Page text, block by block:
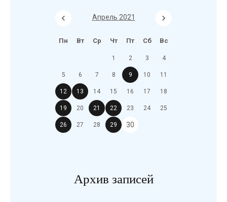
Апрель 2021
Пн Вт Ср Чт Пт Сб Вс
1 2 3 4
5 6 7 8 9 10 11
12 13 14 15 16 17 18
19 20 21 22 23 24 25
26 27 28 29 30
Архив записей